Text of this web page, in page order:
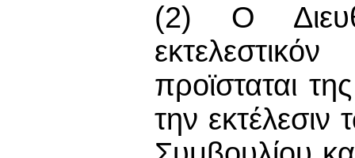
(2) Ο
προϊσταται
την